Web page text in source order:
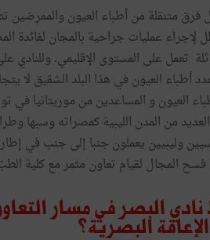
متنقلة من أطباء العيون والممرضين
لإجراء عمليات جراحية بالمجان لفائدة
تعمل على المستوى الإقليمي. وللنادي
1987 لمّا كان عدد أطباء العيون في هذا البلد
العيون و المساعدين من موريتانيا في
من المدن الليبية كمصراته وسبها
وليبيين يعملون جنبا إلى جنب في
فسح المجال لقيام تعاون مثمر مع كلية
نادي البصر في مسار
البصرية؟